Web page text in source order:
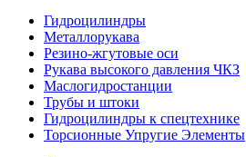
Гидроцилиндры
Металлорукава
Резино-жгутовые оси
Рукава высокого давления ЧКЗ
Маслогидростанции
Трубы и штоки
Гидроцилиндры к спецтехнике
Торсионные Упругие Элементы